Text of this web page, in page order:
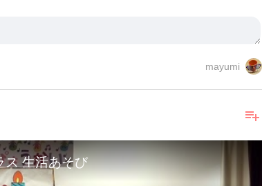
mayumi
playlist_add
ス 生活あそび